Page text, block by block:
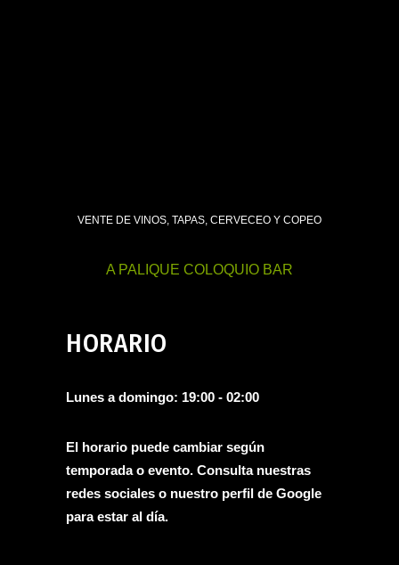
VENTE DE VINOS, TAPAS, CERVECEO Y COPEO
A PALIQUE COLOQUIO BAR
HORARIO
Lunes a domingo: 19:00 - 02:00
El horario puede cambiar según
temporada o evento. Consulta nuestras
redes sociales o nuestro perfil de Google
para estar al día.